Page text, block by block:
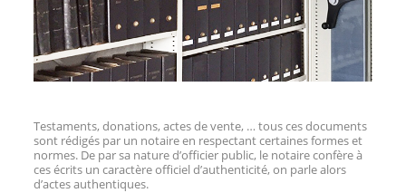
Testaments, donations, actes de vente, … tous ces documents
sont rédigés par un notaire en respectant certaines formes et
normes. De par sa nature d’officier public, le notaire confère à
ces écrits un caractère officiel d’authenticité, on parle alors
d’actes authentiques.